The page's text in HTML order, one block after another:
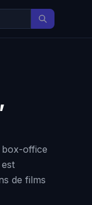
box-office
de films